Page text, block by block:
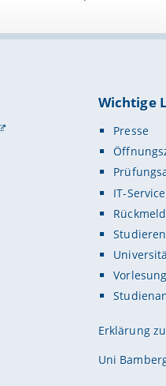
Wichtige
Presse
IT-
Erklärung
Uni